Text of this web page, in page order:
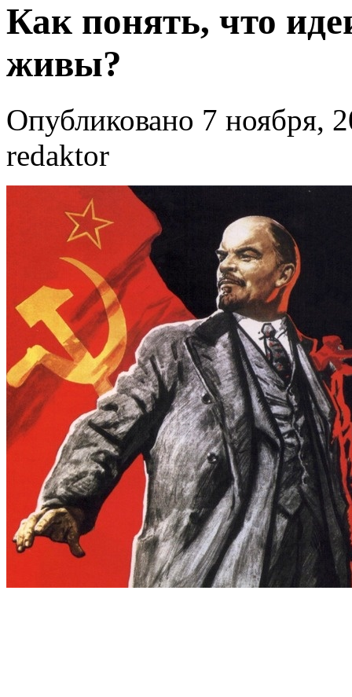
Как понять, что
живы?
Опубликовано 7 ноября,
redaktor